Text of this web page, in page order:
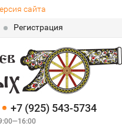
сайта
Регистрация
+7 (925) 543-5734